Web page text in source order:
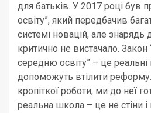
для батьків. У 2017 році був
освіту”, який передбачив
системі новацій, але знарядь
критично не вистачало.
середню освіту” – це реальні
допоможуть втілити
кропіткої роботи, ми до неї
реальна школа – це не стіни